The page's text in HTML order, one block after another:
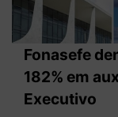
Fonasefe
182% em
Executivo